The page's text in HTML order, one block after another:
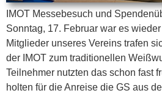
IMOT Messebesuch und
Sonntag, 17. Februar war es
Mitglieder unseres Vereins trafen
der IMOT zum traditionellen
Teilnehmer nutzten das schon fast
holten für die Anreise die GS aus